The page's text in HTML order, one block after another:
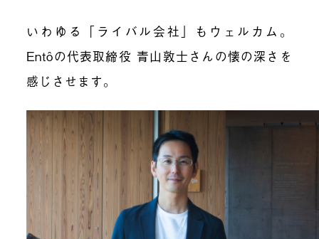
いわゆる「 ライバル会社」もウェルカム。
Entôの代表取締役 青山敦士さんの懐の深さを
感じさせます。